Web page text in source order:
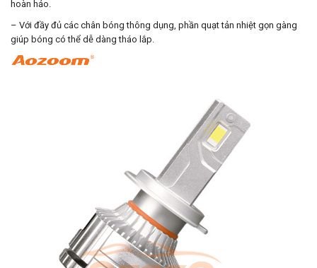
hoàn hảo.
– Với đầy đủ các chân bóng thông dụng, phần quạt tản nhiệt gọn gàng
giúp bóng có thể dễ dàng tháo lắp.